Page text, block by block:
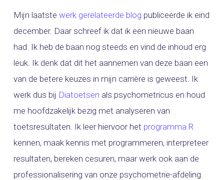
Mijn laatste werk gerelateerde blog publiceerde ik eind
december. Daar schreef ik dat ik een nieuwe baan
had. Ik heb de baan nog steeds en vind de inhoud erg
leuk. Ik denk dat dit het aannemen van deze baan een
van de betere keuzes in mijn carrière is geweest. Ik
werk dus bij Diatoetsen als psychometricus en houd
me hoofdzakelijk bezig met analyseren van
toetsresultaten. Ik leer hiervoor het programma R
kennen, maak kennis met programmeren, interpreteer
resultaten, bereken cesuren, maar werk ook aan de
professionalisering van onze psychometrie-afdeling.